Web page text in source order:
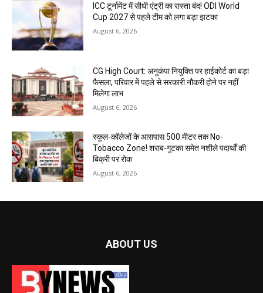
ICC टूर्नामेंट में सीधी एंट्री का रास्ता बंद! ODI World
Cup 2027 से पहले टीम को लगा बड़ा झटका
August 6, 2026
CG High Court: अनुकंपा नियुक्ति पर हाईकोर्ट का बड़ा
फैसला, परिवार में पहले से सरकारी नौकरी होने पर नहीं
मिलेगा लाभ
August 6, 2026
स्कूल-कॉलेजों के आसपास 500 मीटर तक No-
Tobacco Zone! शराब-गुटका समेत नशीले पदार्थों की
बिक्री पर रोक
August 6, 2026
ABOUT US